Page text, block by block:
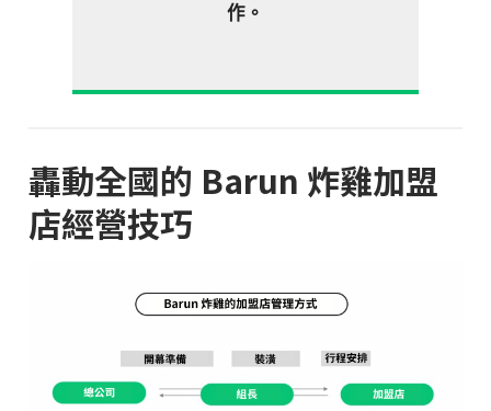
作。
轟動全國的 Barun 炸雞加盟
店經營技巧